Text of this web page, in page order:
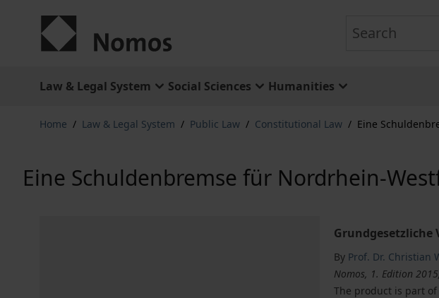
Law & Legal System Social Sciences Humanities
Home / Law & Legal System / Public Law / Constitutional Law / Eine
Eine Schuldenbremse für Nordrhein-
Grundgesetzliche
By Prof. Dr. Christian
Nomos, 1. Edition
The product is part